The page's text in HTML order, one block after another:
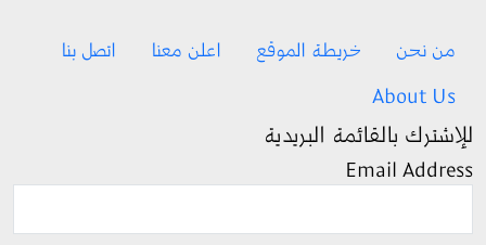
من نحن خريطة الموقع اعلن معنا
اتصل بنا
About Us
للإشترك بالقائمة البريدية
Email Address